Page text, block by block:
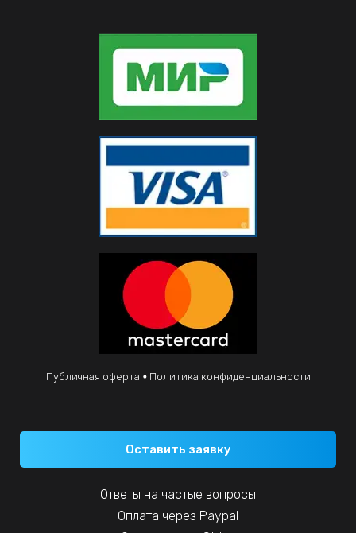
Публичная оферта Политика конфиденциальности
Оставить заявку
Ответы на частые вопросы
Оплата через Paypal